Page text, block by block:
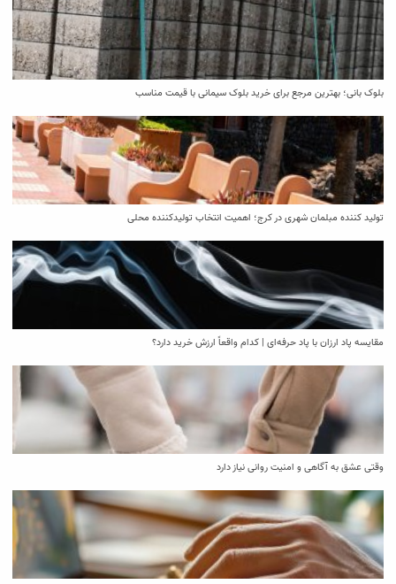
بلوک بانی؛ بهترین مرجع برای خرید بلوک سیمانی با قیمت مناسب
تولید کننده مبلمان شهری در کرج؛ اهمیت انتخاب تولیدکننده محلی
مقایسه پاد ارزان با پاد حرفه‌ای | کدام واقعاً ارزش خرید دارد؟
وقتی عشق به آگاهی و امنیت روانی نیاز دارد